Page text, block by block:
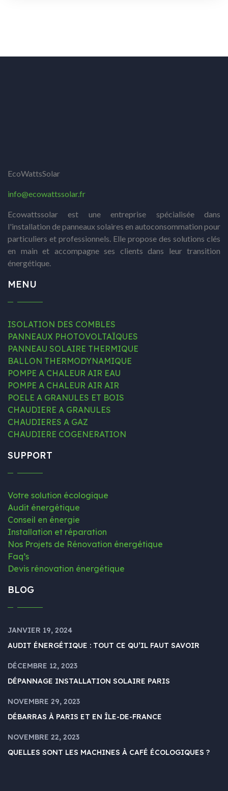
EcoWattsSolar
info@ecowattssolar.fr
Ecowattssolar est une entreprise spécialisée dans
l'installation de panneaux solaires en autoconsommation pour
particuliers et professionnels. Elle propose des solutions clés
en main et accompagne ses clients dans leur transition
énergétique.
MENU
ISOLATION DES COMBLES
PANNEAUX PHOTOVOLTAÏQUES
PANNEAU SOLAIRE THERMIQUE
BALLON THERMODYNAMIQUE
POMPE A CHALEUR AIR EAU
POMPE A CHALEUR AIR AIR
POELE A GRANULES ET BOIS
CHAUDIERE A GRANULES
CHAUDIERES A GAZ
CHAUDIERE COGENERATION
SUPPORT
Votre solution écologique
Audit énergétique
Conseil en énergie
Installation et réparation
Nos Projets de Rénovation énergétique
Faq’s
Devis rénovation énergétique
BLOG
JANVIER 19, 2024
AUDIT ÉNERGÉTIQUE : TOUT CE QU’IL FAUT SAVOIR
DÉCEMBRE 12, 2023
DÉPANNAGE INSTALLATION SOLAIRE PARIS
NOVEMBRE 29, 2023
DÉBARRAS À PARIS ET EN ÎLE-DE-FRANCE
NOVEMBRE 22, 2023
QUELLES SONT LES MACHINES À CAFÉ ÉCOLOGIQUES ?